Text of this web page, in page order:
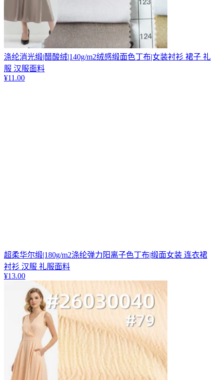
涤纶消光缎|醋酸绒|140g/m2绒感缎面色丁布|女装衬衫 裙子 礼
服 汉服面料
¥11.00
超柔华尔缎|180g/m2涤纶弹力阳离子色丁布|缎面女装 连衣裙
衬衫 汉服 礼服面料
¥13.00